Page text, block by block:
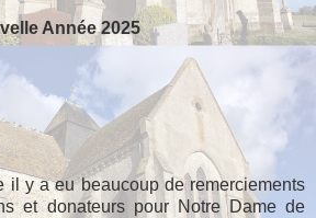
Année 2025
il y a eu beaucoup de remerciements
et donateurs pour Notre Dame de